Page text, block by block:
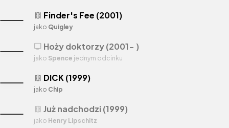
theaters Finder's Fee (2001)
jako Quigley
theaters DICK (1999)
jako Chip
theaters Już nadchodzi (1999)
jako Henry Lipschitz
tv Hoży doktorzy (2001- )
jako Spence jednym odcinku